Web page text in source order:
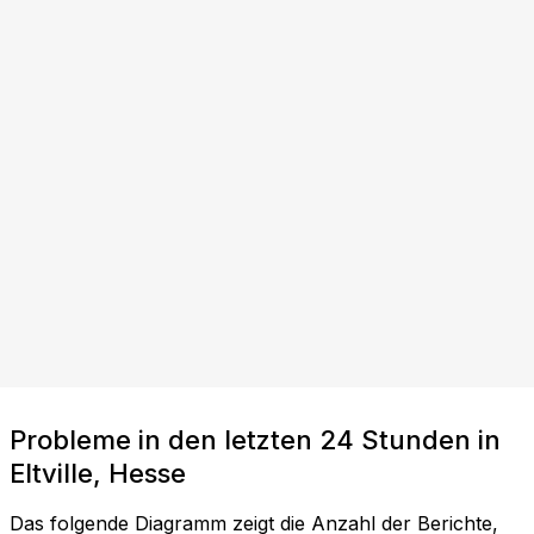
Probleme in den letzten 24 Stunden in
Eltville, Hesse
Das folgende Diagramm zeigt die Anzahl der Berichte,